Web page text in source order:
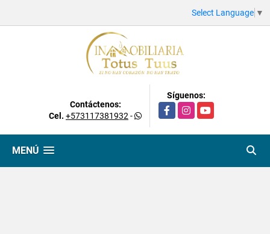
Select Language ▼
Contáctenos:
Cel. +573117381932 -
Síguenos:
FacebookInstagramYouTube
MENÚ